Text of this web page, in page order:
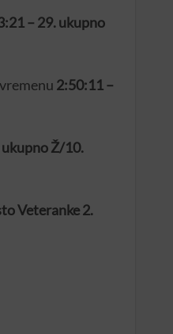
– 29. ukupno
2:50:11 –
Ž/10.
Veteranke 2.